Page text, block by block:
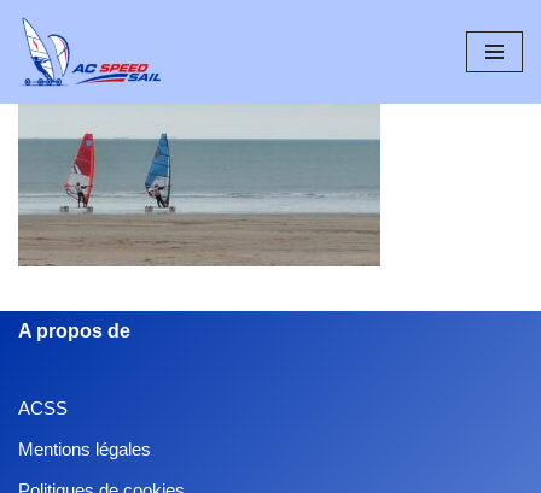
Aller
au
A propos de
ACSS
Mentions légales